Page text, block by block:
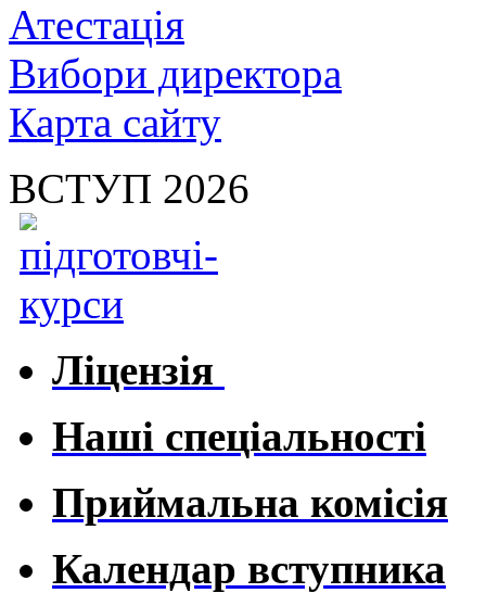
Атестація
Вибори директора
Карта сайту
ВСТУП 2026
Ліцензія
Наші спеціальності
Приймальна комісія
Календар вступника